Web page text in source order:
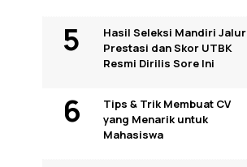
Hasil Seleksi Mandiri Jalur
Prestasi dan Skor UTBK
Resmi Dirilis Sore Ini
Tips & Trik Membuat CV
yang Menarik untuk
Mahasiswa